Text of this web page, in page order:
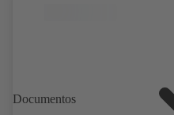
Documentos